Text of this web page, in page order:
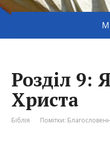
Розділ 9:
Христа
Біблія Помітки: